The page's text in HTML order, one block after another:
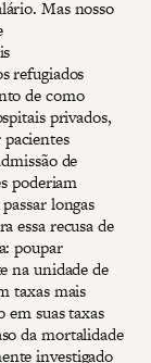
Mas nosso
refugiados
de como
privados,
de
poderiam
longas
essa recusa de
poupar
na unidade de
taxas mais
em suas taxas
da mortalidade
investigado